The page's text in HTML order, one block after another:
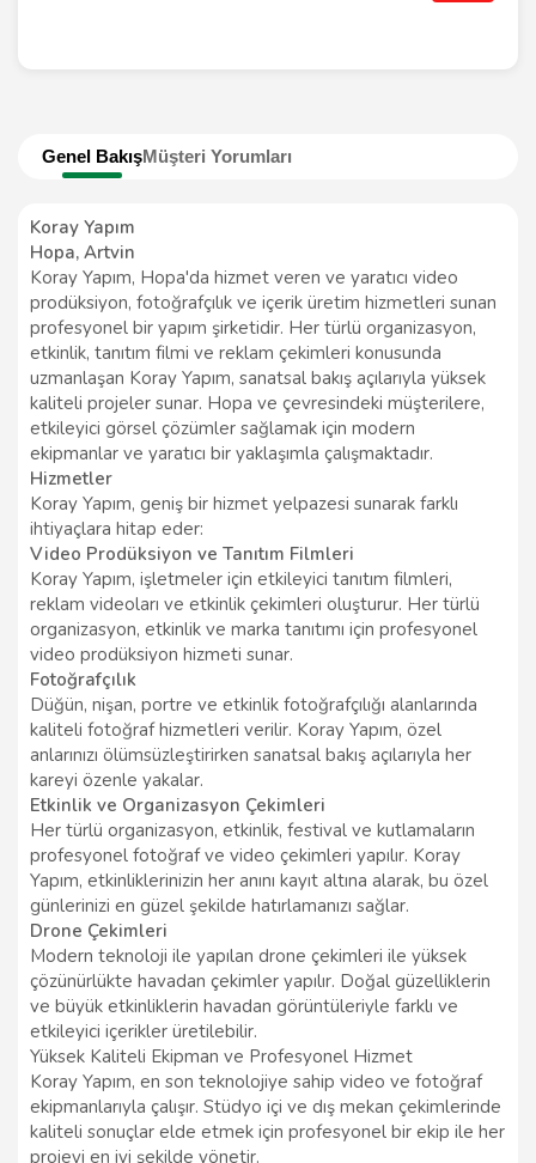
Genel BakışMüşteri Yorumları
Koray Yapım
Hopa, Artvin
Koray Yapım, Hopa'da hizmet veren ve yaratıcı video
prodüksiyon, fotoğrafçılık ve içerik üretim hizmetleri sunan
profesyonel bir yapım şirketidir. Her türlü organizasyon,
etkinlik, tanıtım filmi ve reklam çekimleri konusunda
uzmanlaşan Koray Yapım, sanatsal bakış açılarıyla yüksek
kaliteli projeler sunar. Hopa ve çevresindeki müşterilere,
etkileyici görsel çözümler sağlamak için modern
ekipmanlar ve yaratıcı bir yaklaşımla çalışmaktadır.
Hizmetler
Koray Yapım, geniş bir hizmet yelpazesi sunarak farklı
ihtiyaçlara hitap eder:
Video Prodüksiyon ve Tanıtım Filmleri
Koray Yapım, işletmeler için etkileyici tanıtım filmleri,
reklam videoları ve etkinlik çekimleri oluşturur. Her türlü
organizasyon, etkinlik ve marka tanıtımı için profesyonel
video prodüksiyon hizmeti sunar.
Fotoğrafçılık
Düğün, nişan, portre ve etkinlik fotoğrafçılığı alanlarında
kaliteli fotoğraf hizmetleri verilir. Koray Yapım, özel
anlarınızı ölümsüzleştirirken sanatsal bakış açılarıyla her
kareyi özenle yakalar.
Etkinlik ve Organizasyon Çekimleri
Her türlü organizasyon, etkinlik, festival ve kutlamaların
profesyonel fotoğraf ve video çekimleri yapılır. Koray
Yapım, etkinliklerinizin her anını kayıt altına alarak, bu özel
günlerinizi en güzel şekilde hatırlamanızı sağlar.
Drone Çekimleri
Modern teknoloji ile yapılan drone çekimleri ile yüksek
çözünürlükte havadan çekimler yapılır. Doğal güzelliklerin
ve büyük etkinliklerin havadan görüntüleriyle farklı ve
etkileyici içerikler üretilebilir.
Yüksek Kaliteli Ekipman ve Profesyonel Hizmet
Koray Yapım, en son teknolojiye sahip video ve fotoğraf
ekipmanlarıyla çalışır. Stüdyo içi ve dış mekan çekimlerinde
kaliteli sonuçlar elde etmek için profesyonel bir ekip ile her
projeyi en iyi şekilde yönetir.